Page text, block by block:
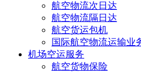
航空物流次日达
航空物流隔日达
航空货运包机
国际航空物流运输业
机场空运服务
航空货物保险